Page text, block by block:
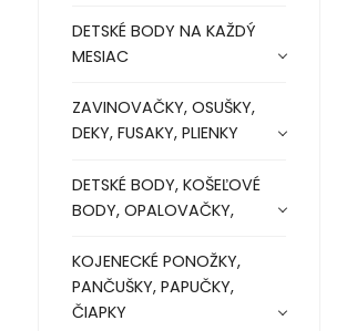
DETSKÉ BODY NA KAŽDÝ
MESIAC
ZAVINOVAČKY, OSUŠKY,
DEKY, FUSAKY, PLIENKY
DETSKÉ BODY, KOŠEĽOVÉ
BODY, OPALOVAČKY,
KOJENECKÉ PONOŽKY,
PANČUŠKY, PAPUČKY,
ČIAPKY